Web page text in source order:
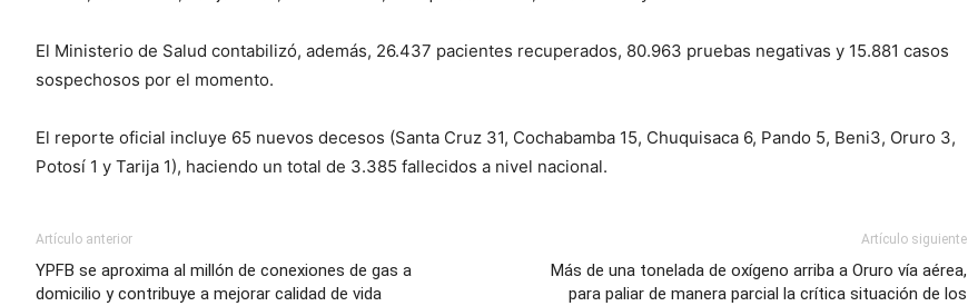
El Ministerio de Salud contabilizó, además, 26.437 pacientes recuperados, 80.963 pruebas negativas y 15.881 casos
sospechosos por el momento.
El reporte oficial incluye 65 nuevos decesos (Santa Cruz 31, Cochabamba 15, Chuquisaca 6, Pando 5, Beni3, Oruro 3,
Potosí 1 y Tarija 1), haciendo un total de 3.385 fallecidos a nivel nacional.
Artículo anterior
YPFB se aproxima al millón de conexiones de gas a
domicilio y contribuye a mejorar calidad de vida
Artículo siguiente
Más de una tonelada de oxígeno arriba a Oruro vía aérea,
para paliar de manera parcial la crítica situación de los